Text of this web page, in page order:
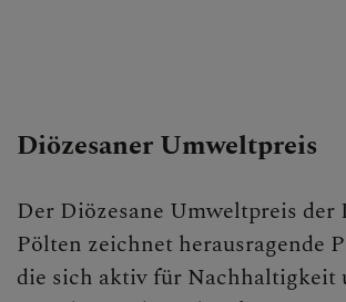
Diözesaner Umweltpreis
Der Diözesane Umweltpreis der
Pölten zeichnet herausragende
die sich aktiv für Nachhaltigkeit